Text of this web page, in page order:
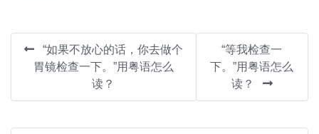
“如果不放心的话，你去做个
胃镜检查一下。”用粤语怎么
读？
“等我检查一
下。”用粤语怎么
读？